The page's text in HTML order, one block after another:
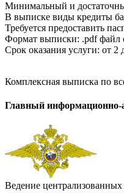
Минимальный и
В выписке виды кредиты
Требуется предоставить
Формат выписки: .pdf файл
Срок оказания услуги: от 2
Комплексная выписка по
Главный информационно-
Ведение